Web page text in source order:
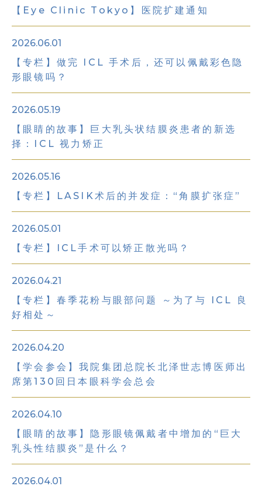
【Eye Clinic Tokyo】医院扩建通知
2026.06.01
【专栏】做完 ICL 手术后，还可以佩戴彩色隐
形眼镜吗？
2026.05.19
【眼睛的故事】巨大乳头状结膜炎患者的新选
择：ICL 视力矫正
2026.05.16
【专栏】LASIK术后的并发症：“角膜扩张症”
2026.05.01
【专栏】ICL手术可以矫正散光吗？
2026.04.21
【专栏】春季花粉与眼部问题 ～为了与 ICL 良
好相处～
2026.04.20
【学会参会】我院集团总院长北泽世志博医师出
席第130回日本眼科学会总会
2026.04.10
【眼睛的故事】隐形眼镜佩戴者中增加的“巨大
乳头性结膜炎”是什么？
2026.04.01